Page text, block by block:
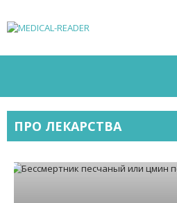
ПРО ЛЕКАРСТВА